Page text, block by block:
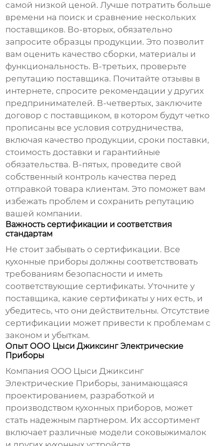
самой низкой ценой. Лучше потратить больше
времени на поиск и сравнение нескольких
поставщиков. Во-вторых, обязательно
запросите образцы продукции. Это позволит
вам оценить качество сборки, материалы и
функциональность. В-третьих, проверьте
репутацию поставщика. Почитайте отзывы в
интернете, спросите рекомендации у других
предпринимателей. В-четвертых, заключите
договор с поставщиком, в котором будут четко
прописаны все условия сотрудничества,
включая качество продукции, сроки поставки,
стоимость доставки и гарантийные
обязательства. В-пятых, проведите свой
собственный контроль качества перед
отправкой товара клиентам. Это поможет вам
избежать проблем и сохранить репутацию
вашей компании.
Важность сертификации и соответствия
стандартам
Не стоит забывать о сертификации. Все
кухонные приборы должны соответствовать
требованиям безопасности и иметь
соответствующие сертификаты. Уточните у
поставщика, какие сертификаты у них есть, и
убедитесь, что они действительны. Отсутствие
сертификации может привести к проблемам с
законом и убыткам.
Опыт ООО Цыси Джиксинг Электрические
Приборы
Компания ООО Цыси Джиксинг
Электрические Приборы, занимающаяся
проектированием, разработкой и
производством кухонных приборов, может
стать надежным партнером. Их ассортимент
включает различные модели соковыжималок